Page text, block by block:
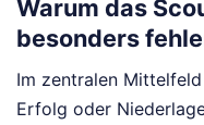
Warum das
besonders
Im zentralen
Erfolg oder